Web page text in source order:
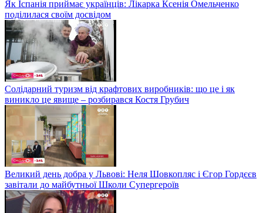
Як Іспанія приймає українців: Лікарка Ксенія Омельченко
поділилася своїм досвідом
Солідарний туризм від крафтових виробників: що це і як
виникло це явище – розбирався Костя Грубич
Великий день добра у Львові: Неля Шовкопляс і Єгор Гордєєв
завітали до майбутньої Школи Супергероїв